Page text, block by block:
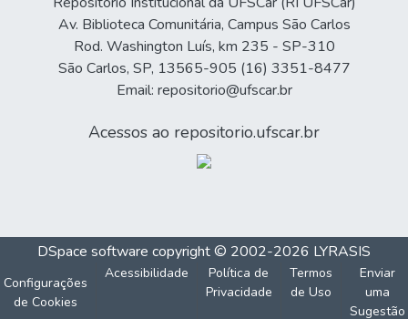
Av. Biblioteca Comunitária, Campus São Carlos
Rod. Washington Luís, km 235 - SP-310
São Carlos, SP, 13565-905 (16) 3351-8477
Email: repositorio@ufscar.br
Acessos ao repositorio.ufscar.br
DSpace software copyright © 2002-2026 LYRASIS
Configurações
de Cookies
Acessibilidade
Política de
Privacidade
Termos
de Uso
Enviar
uma
Sugestão